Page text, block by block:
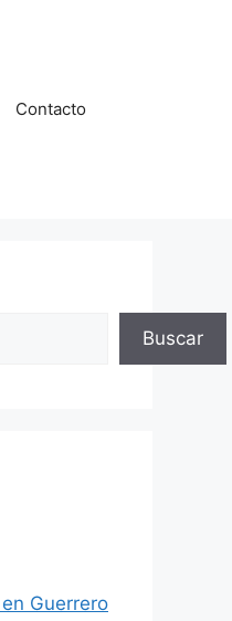
Contacto
Buscar
Guerrero